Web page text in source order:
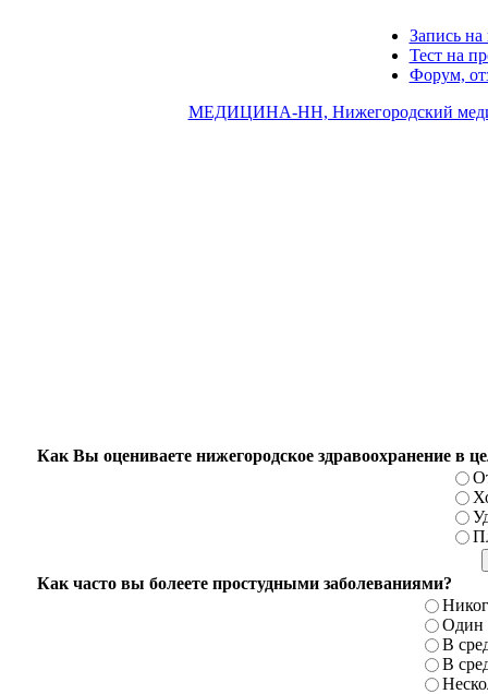
Запись на
Тест на
Форум,
МЕДИЦИНА-НН, Нижегородский
Как Вы оцениваете нижегородское здравоохранение в
Как часто вы болеете простудными заболеваниями?
Один
В
В